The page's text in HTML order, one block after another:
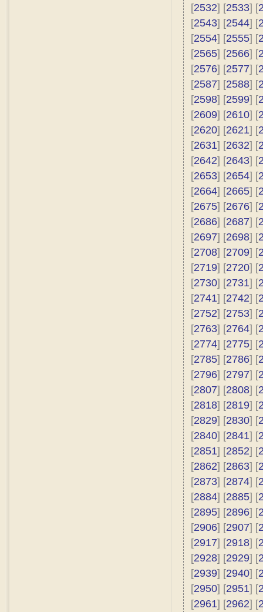
[2532] [2533] [
[2543] [2544] [
[2554] [2555] [
[2565] [2566] [
[2576] [2577] [
[2587] [2588] [
[2598] [2599] [
[2609] [2610] [
[2620] [2621] [
[2631] [2632] [
[2642] [2643] [
[2653] [2654] [
[2664] [2665] [
[2675] [2676] [
[2686] [2687] [
[2697] [2698] [
[2708] [2709] [
[2719] [2720] [
[2730] [2731] [
[2741] [2742] [
[2752] [2753] [
[2763] [2764] [
[2774] [2775] [
[2785] [2786] [
[2796] [2797] [
[2807] [2808] [
[2818] [2819] [
[2829] [2830] [
[2840] [2841] [
[2851] [2852] [
[2862] [2863] [
[2873] [2874] [
[2884] [2885] [
[2895] [2896] [
[2906] [2907] [
[2917] [2918] [
[2928] [2929] [
[2939] [2940] [
[2950] [2951] [
[2961] [2962] [